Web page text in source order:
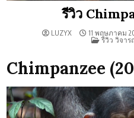
รีวิว
LUZYX 11 พฤษภาคม
POSTED
รีวิว วิจาร
Chimpanzee